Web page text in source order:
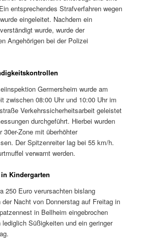
entsprechendes Strafverfahren wegen
eingeleitet. Nachdem ein
wurde, wurde der
Angehörigen bei der Polizei
Germersheim wurde am
zwischen 08:00 Uhr und 10:00 Uhr im
Verkehrssicherheitsarbeit geleistet
durchgeführt. Hierbei wurden
30er-Zone mit überhöhter
Der Spitzenreiter lag bei 55 km/h.
verwarnt werden.
Kindergarten
250 Euro verursachten bislang
Nacht von Donnerstag auf Freitag in
in Bellheim eingebrochen
Süßigkeiten und ein geringer